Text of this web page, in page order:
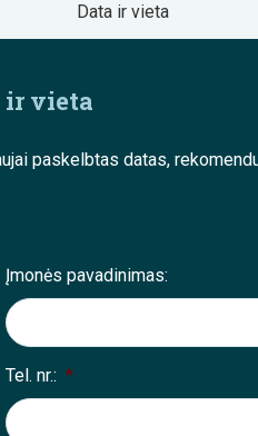
Data ir vieta
ir vieta
paskelbtas datas,
Įmonės pavadinimas:
Tel. nr.: *